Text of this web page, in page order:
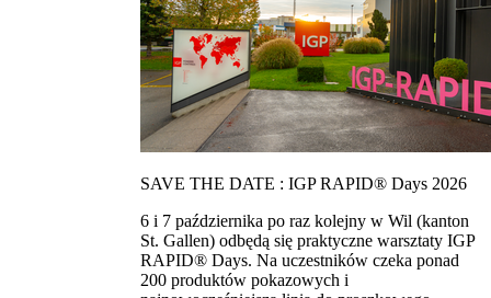
SAVE THE DATE : IGP RAPID® Days 2026
6 i 7 października po raz kolejny w Wil (kanton
St. Gallen) odbędą się praktyczne warsztaty IGP
RAPID® Days. Na uczestników czeka ponad
200 produktów pokazowych i